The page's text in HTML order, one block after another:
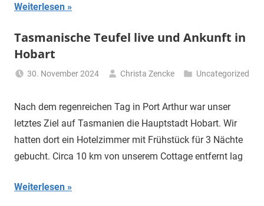
Weiterlesen
Tasmanische Teufel live und Ankunft in
Hobart
30. November 2024 Christa Zencke Uncategorized
Nach dem regenreichen Tag in Port Arthur war unser
letztes Ziel auf Tasmanien die Hauptstadt Hobart. Wir
hatten dort ein Hotelzimmer mit Frühstück für 3 Nächte
gebucht. Circa 10 km von unserem Cottage entfernt lag
Weiterlesen